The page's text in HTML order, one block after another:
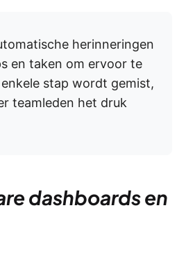
herinneringen
en taken om ervoor te
stap wordt gemist,
teamleden het druk
dashboards en